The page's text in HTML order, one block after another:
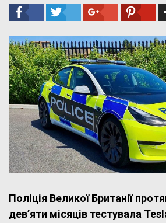
Поліція Великої Британії
дев’яти місяців тестувала